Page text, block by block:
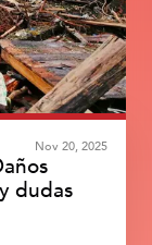
Nov 20, 2025
dudas